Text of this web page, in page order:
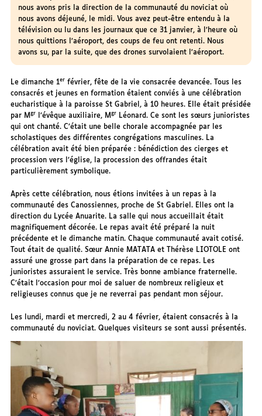
nous avons pris la direction de la communauté du noviciat où
nous avons déjeuné, le midi. Vous avez peut-être entendu à la
télévision ou lu dans les journaux que ce 31 janvier, à l’heure où
nous quittions l’aéroport, des coups de feu ont retenti. Nous
avons su, par la suite, que des drones survolaient l’aéroport.
Le dimanche 1er février, fête de la vie consacrée devancée. Tous les
consacrés et jeunes en formation étaient conviés à une célébration
eucharistique à la paroisse St Gabriel, à 10 heures. Elle était présidée
par Mgr l’évêque auxiliaire, Mgr
Léonard. Ce sont les sœurs junioristes
qui ont chanté. C’était une belle chorale accompagnée par les
scholastiques des différentes congrégations masculines. La
célébration avait été bien préparée : bénédiction des cierges et
procession vers l’église, la procession des offrandes était
particulièrement symbolique.
Après cette célébration, nous étions invitées à un repas à la
communauté des Canossiennes, proche de St Gabriel. Elles ont la
direction du Lycée Anuarite. La salle qui nous accueillait était
magnifiquement décorée. Le repas avait été préparé la nuit
précédente et le dimanche matin. Chaque communauté avait cotisé.
Tout était de qualité. Sœur Annie MATATA et Thérèse LIOTOLE ont
assuré une grosse part dans la préparation de ce repas. Les
junioristes assuraient le service. Très bonne ambiance fraternelle.
C’était l’occasion pour moi de saluer de nombreux religieux et
religieuses connus que je ne reverrai pas pendant mon séjour.
Les lundi, mardi et mercredi, 2 au 4 février, étaient consacrés à la
communauté du noviciat. Quelques visiteurs se sont aussi présentés.